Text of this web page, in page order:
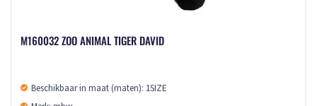
M160032 ZOO ANIMAL TIGER DAVID
Beschikbaar in maat (maten): 1SIZE